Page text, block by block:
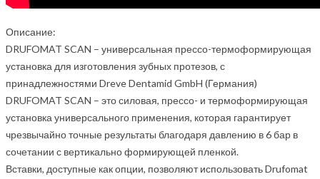
Описание:
DRUFOMAT SCAN – универсальная прессо-термоформирующая
установка для изготовления зубных протезов, с
принадлежностями Dreve Dentamid GmbH (Германия)
DRUFOMAT SCAN – это силовая, прессо- и термоформирующая
установка универсального применения, которая гарантирует
чрезвычайно точные результаты благодаря давлению в 6 бар в
сочетании с вертикально формирующей пленкой.
Вставки, доступные как опции, позволяют использовать Drufomat